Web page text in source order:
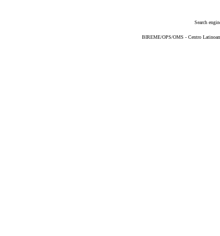
Search
BIREME/OPS/OMS - Centro